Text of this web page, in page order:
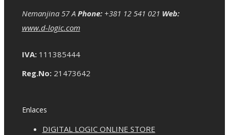
Nemanjina 57 A Phone:+381 12 541 021 Web:
www.d-logic.com
IVA:111385444
Reg.No:21473642
Enlaces
DIGITAL LOGIC ONLINE STORE